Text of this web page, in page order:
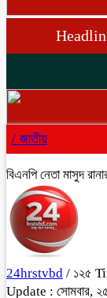
/ জাতীয়
বিএনপি নেতা মাসুদ
24hrstvbd / ১২৫
Update : সোমবার,